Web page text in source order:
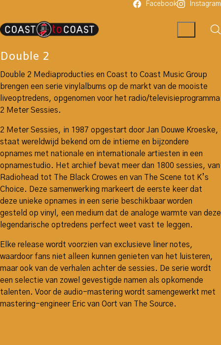
Facebook Instagram
Double 2
Double 2 Mediaproducties en Coast to Coast Music Group
brengen een serie vinylalbums op de markt van de mooiste
liveoptredens, opgenomen voor het radio/televisieprogramma
2 Meter Sessies.
2 Meter Sessies, in 1987 opgestart door Jan Douwe Kroeske,
staat wereldwijd bekend om de intieme en bijzondere
opnames met nationale en internationale artiesten in een
opnamestudio. Het archief bevat meer dan 1800 sessies, van
Radiohead tot The Black Crowes en van The Scene tot K’s
Choice. Deze samenwerking markeert de eerste keer dat
deze unieke opnames in een serie beschikbaar worden
gesteld op vinyl, een medium dat de analoge warmte van deze
legendarische optredens perfect weet vast te leggen.
Elke release wordt voorzien van exclusieve liner notes,
waardoor fans niet alleen kunnen genieten van het luisteren,
maar ook van de verhalen achter de sessies. De serie wordt
een selectie van zowel gevestigde namen als opkomende
talenten. Voor de audio-mastering wordt samengewerkt met
mastering-engineer Eric van Oort van The Source.